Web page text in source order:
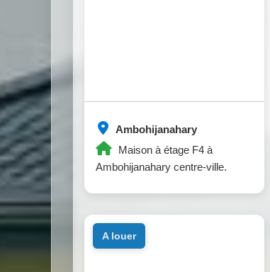
Ambohijanahary
Maison à étage F4 à
Ambohijanahary centre-ville.
a louer